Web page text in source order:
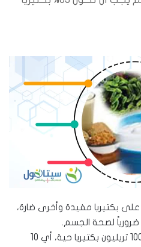
بكتيريا مفيدة وأخرى ضارة،
ضرورياً لصحة الجسم.
ويحتوي الجهاز الهضمي على 100 تريليون بكتيريا حية، أي 10